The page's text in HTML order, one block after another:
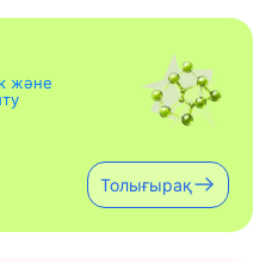
және
Толығырақ